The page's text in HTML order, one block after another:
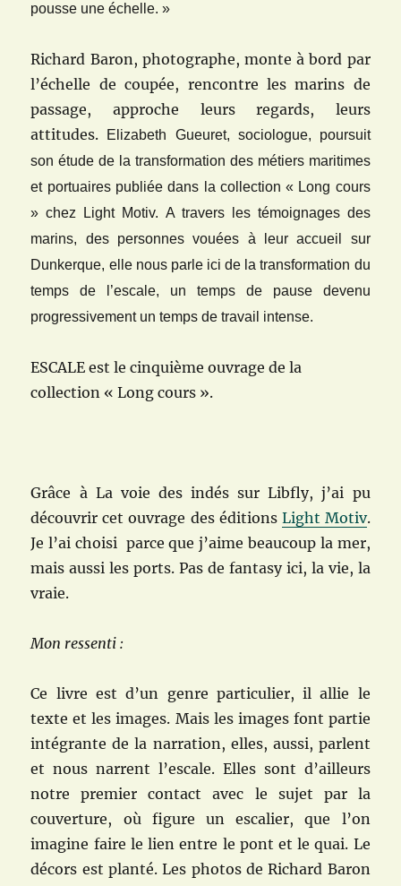
pousse une échelle. »
Richard Baron, photographe, monte à bord par
l’échelle de coupée, rencontre les marins de
passage, approche leurs regards, leurs
attitudes.
Elizabeth Gueuret, sociologue, poursuit
son étude de la transformation des métiers maritimes
et portuaires publiée dans la collection« Long cours
» chez Light Motiv. A travers les témoignages des
marins, des personnes vouées à leur accueil sur
Dunkerque, elle nous parle ici de la transformation du
temps de l’escale, un temps de pause devenu
progressivement un temps de travail intense.
ESCALE est le cinquième ouvrage de la
collection « Long cours ».
Grâce à La voie des indés sur Libfly, j’ai pu
découvrir cet ouvrage des éditions Light Motiv.
Je l’ai choisi parce que j’aime beaucoup la mer,
mais aussi les ports. Pas de fantasy ici, la vie, la
vraie.
Mon ressenti :
Ce livre est d’un genre particulier, il allie le
texte et les images. Mais les images font partie
intégrante de la narration, elles, aussi, parlent
et nous narrent l’escale. Elles sont d’ailleurs
notre premier contact avec le sujet par la
couverture, où figure un escalier, que l’on
imagine faire le lien entre le pont et le quai. Le
décors est planté. Les photos de Richard Baron